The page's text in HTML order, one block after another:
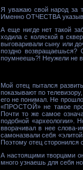
Я уважаю свой народ за
Именно ОТЧЕСТВА
А еще нигде нет такой
ходила с коляской в
выговаривали сыну или
поздно возвращаешься?
поумнеешь?! Неужели не
Мой отец пытался
показывают по
его не понимал. Не прошло
«ПРОСТОЙ» не такое
Почти то же самое
подобной «археологии».
вворачивал в нее слова-
самоназвали себя
Поэтому отец
А настоящими творцами
много узнаешь для себя